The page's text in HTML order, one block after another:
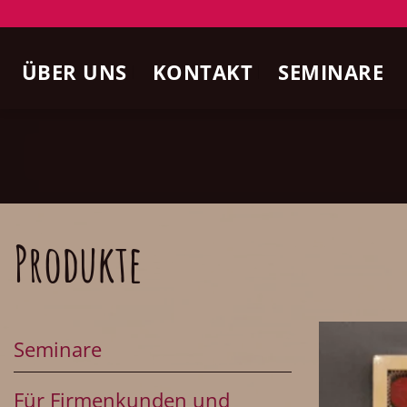
springen
ÜBER UNS KONTAKT SEMINARE
Produkte
Seminare
Für Firmenkunden und